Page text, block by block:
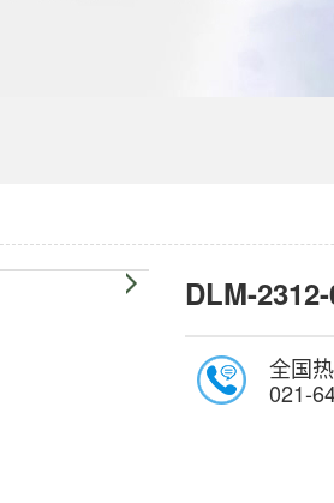
DLM-
全国
021-